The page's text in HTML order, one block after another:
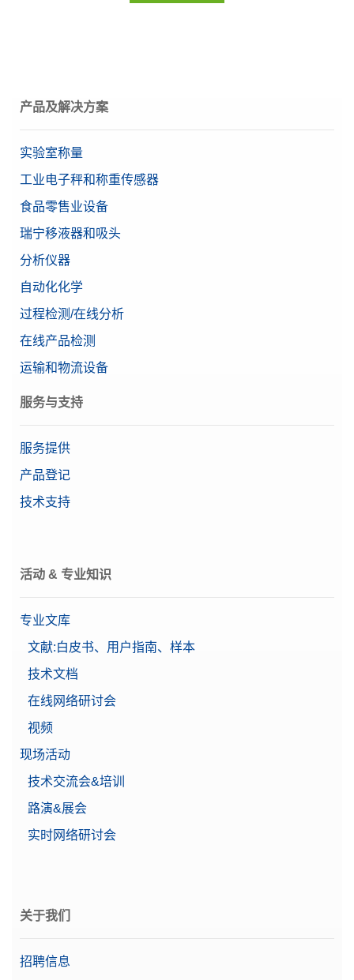
304不锈钢
产品及解决方案
实验室称量
工业电子秤和称重传感器
食品零售业设备
瑞宁移液器和吸头
分析仪器
自动化化学
过程检测/在线分析
在线产品检测
运输和物流设备
服务与支持
服务提供
产品登记
技术支持
活动 & 专业知识
专业文库
文献:白皮书、用户指南、样本
技术文档
在线网络研讨会
视频
现场活动
技术交流会&培训
路演&展会
实时网络研讨会
关于我们
招聘信息